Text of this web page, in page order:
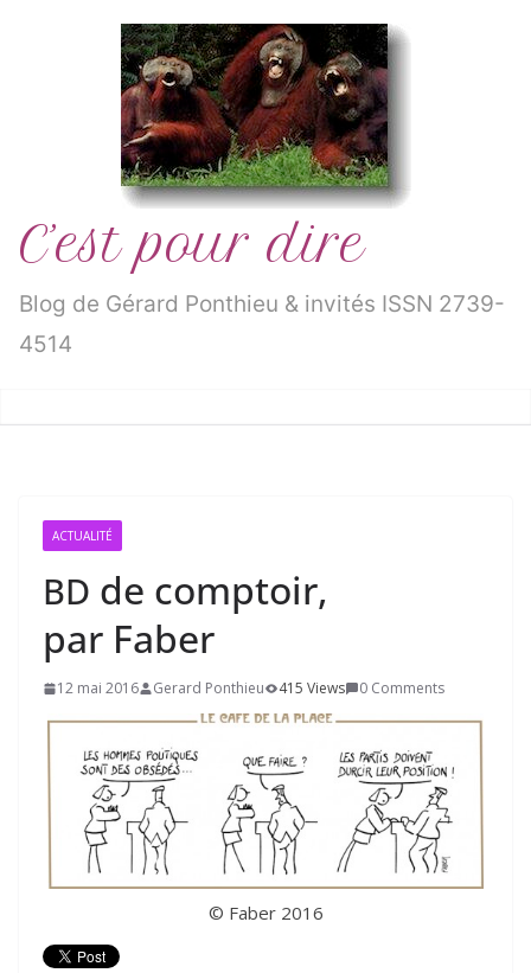
C’est pour dire
Blog de Gérard Ponthieu & invités ISSN 2739-
4514
ACTUALITÉ
BD de comptoir,
par Faber
12 mai 2016 Gerard Ponthieu 415 Views 0 Comments
© Faber 2016